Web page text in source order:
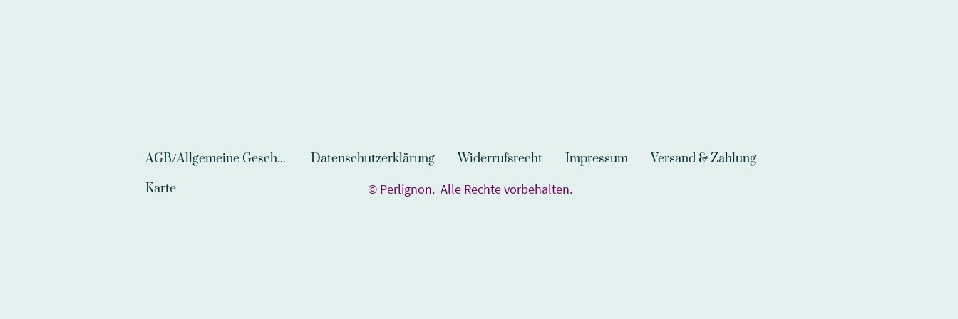
AGB/Allgemeine Geschäftsbedingungen Datenschutzerklärung Widerrufsrecht Impressum
Versand & Zahlung
Karte
© Perlignon. Alle Rechte vorbehalten.